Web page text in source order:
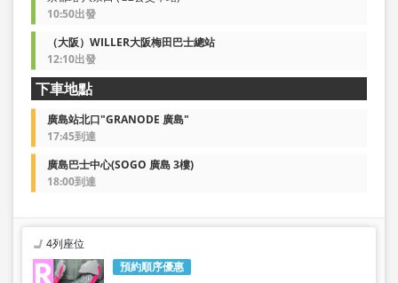
10:50出發
（大阪）WILLER大阪梅田巴士總站
12:10出發
下車地點
廣島站北口"GRANODE 廣島"
17:45到達
廣島巴士中心(SOGO 廣島 3樓)
18:00到達
預約順序優惠
4列座位